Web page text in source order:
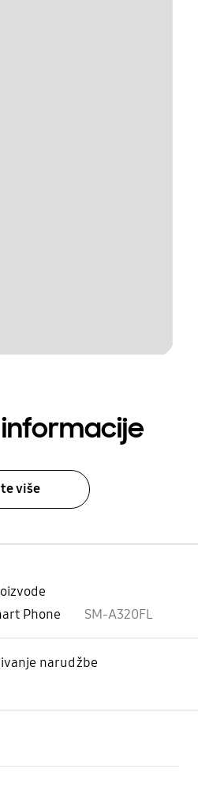
više
Phone SM-A320FL
narudžbe